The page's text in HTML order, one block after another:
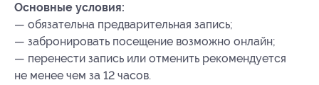
Основные условия:
— обязательна предварительная запись;
— забронировать посещение возможно онлайн;
— перенести запись или отменить рекомендуется
не менее чем за 12 часов.